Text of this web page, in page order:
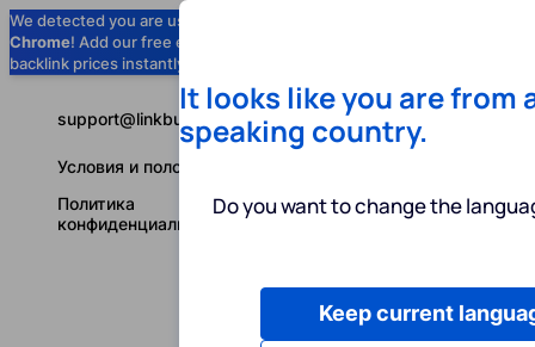
We detected you are using
Chrome! Add our free extension to check
backlink prices instantly as you browse.
Услуги
Русский
support@linkbuilder.com
Условия и положения
Политика
конфиденциальности
It looks like you are from
speaking country.
Do you want to change the
Keep current